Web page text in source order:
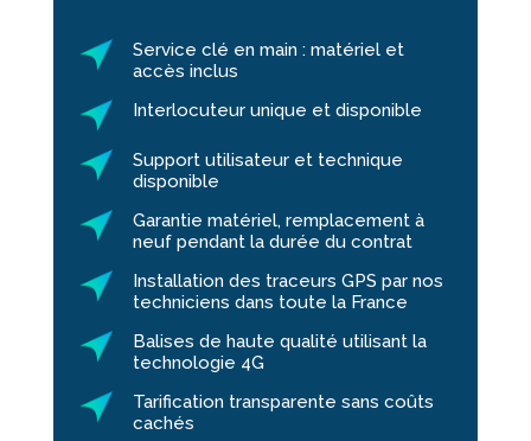
Service clé en main : matériel et
accès inclus
Interlocuteur unique et disponible
Support utilisateur et technique
disponible
Garantie matériel, remplacement à
neuf pendant la durée du contrat
Installation des traceurs GPS par nos
techniciens dans toute la France
Balises de haute qualité utilisant la
technologie 4G
Tarification transparente sans coûts
cachés